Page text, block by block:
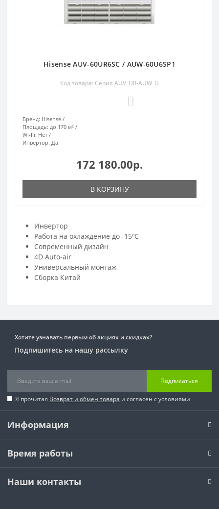
Hisense AUV-60UR6SC / AUW-60U6SP1
Код товара: Серия AUV_UR-AUW_U
Бренд: Hisense
Площадь: до 170 м²
Wi-Fi: Нет
Инвертор: Да
172 180.00р.
В КОРЗИНУ
Инвертор
Работа на охлаждение до -15ºС
Современный дизайн
4D Auto-air
Универсальный монтаж
Сборка Китай
Хотите узнавать первым об акциях и скидках?
Подпишитесь на нашу рассылку
Подписаться
Я прочитал Возврат и обмен товара и согласен с условиями
Информация
Время работы
Наши контакты